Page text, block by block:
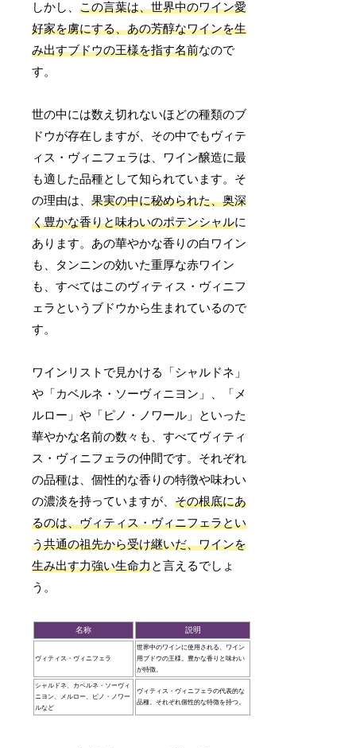
しかし、この言葉は、世界中のワイン愛
好家を虜にする、あの芳醇なワインを生
み出すブドウの王様を指す名前なので
す。
世の中には数え切れないほどの種類のブ
ドウが存在しますが、その中でもヴィテ
ィス・ヴィニフェラは、ワイン醸造に最
も適した品種として知られています。そ
の理由は、果実の中に秘められた、奥深
く豊かな香りと味わいのポテンシャルに
あります。あの華やかな香りの白ワイン
も、タンニンの効いた重厚な赤ワイン
も、すべてはこのヴィティス・ヴィニフ
ェラというブドウから生まれているので
す。
ワインリストで見かける「シャルドネ」
や「カベルネ・ソーヴィニヨン」、「メ
ルロー」や「ピノ・ノワール」といった
華やかな名前の数々も、すべてヴィティ
ス・ヴィニフェラの仲間です。それぞれ
の品種は、個性的な香りの特徴や味わい
の濃淡を持っていますが、その根底にあ
るのは、ヴィティス・ヴィニフェラとい
う共通の祖先から受け継いだ、ワインを
生み出す力強い生命力と言えるでしょ
う。
名称 説明
ヴィティス・ヴィニフェラ
世界中のワインに使用される、ワイン
用ブドウの王様。豊かな香りと味わい
が特徴。
シャルドネ、カベルネ・ソーヴィ
ニヨン、メルロー、ピノ・ノワー
ルなど
ヴィティス・ヴィニフェラの代表的な
品種。それぞれ個性的な特徴を持つ。